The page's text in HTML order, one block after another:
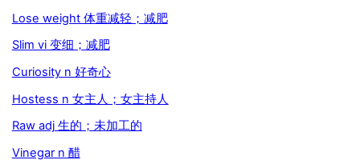
Lose weight 体重减轻；减肥
Slim vi 变细；减肥
Curiosity n 好奇心
Hostess n 女主人；女主持人
Raw adj 生的；未加工的
Vinegar n 醋